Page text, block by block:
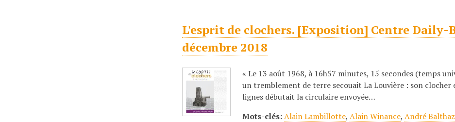
L'esprit de clochers. [Exposition] Centre Daily-
décembre 2018
« Le 13 août 1968, à 16h57 minutes, 15 secondes (temps
un tremblement de terre secouait La Louvière : son
lignes débutait la circulaire envoyée…
Mots-clés:Alain Lambillotte,Alain Winance,André